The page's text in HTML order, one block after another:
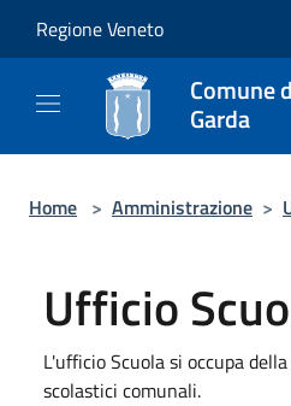
Regione Veneto
Comune
Garda
Home > Amministrazione >
Ufficio
L'ufficio Scuola si occupa
scolastici comunali.